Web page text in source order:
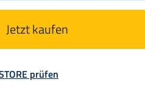
Jetzt kaufen
prüfen